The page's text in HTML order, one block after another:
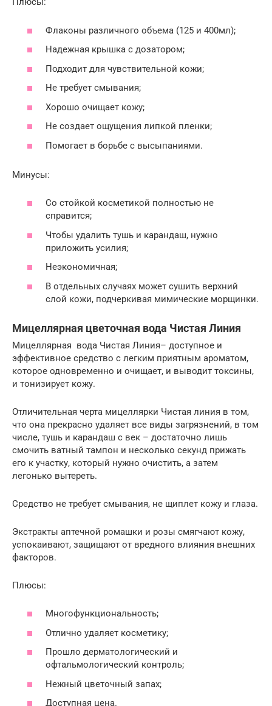
Флаконы различного объема (125 и 400мл);
Надежная крышка с дозатором;
Подходит для чувствительной кожи;
Не требует смывания;
Хорошо очищает кожу;
Не создает ощущения липкой пленки;
Помогает в борьбе с высыпаниями.
Минусы:
Со стойкой косметикой полностью не
справится;
Чтобы удалить тушь и карандаш, нужно
приложить усилия;
Неэкономичная;
В отдельных случаях может сушить верхний
слой кожи, подчеркивая мимические морщинки.
Мицеллярная цветочная вода Чистая Линия
Мицеллярная вода Чистая Линия– доступное и
эффективное средство с легким приятным ароматом,
которое одновременно и очищает, и выводит токсины,
и тонизирует кожу.
Отличительная черта мицеллярки Чистая линия в том,
что она прекрасно удаляет все виды загрязнений, в том
числе, тушь и карандаш с век – достаточно лишь
смочить ватный тампон и несколько секунд прижать
его к участку, который нужно очистить, а затем
легонько вытереть.
Средство не требует смывания, не щиплет кожу и глаза.
Экстракты аптечной ромашки и розы смягчают кожу,
успокаивают, защищают от вредного влияния внешних
факторов.
Плюсы:
Многофункциональность;
Отлично удаляет косметику;
Прошло дерматологический и
офтальмологический контроль;
Нежный цветочный запах;
Доступная цена.